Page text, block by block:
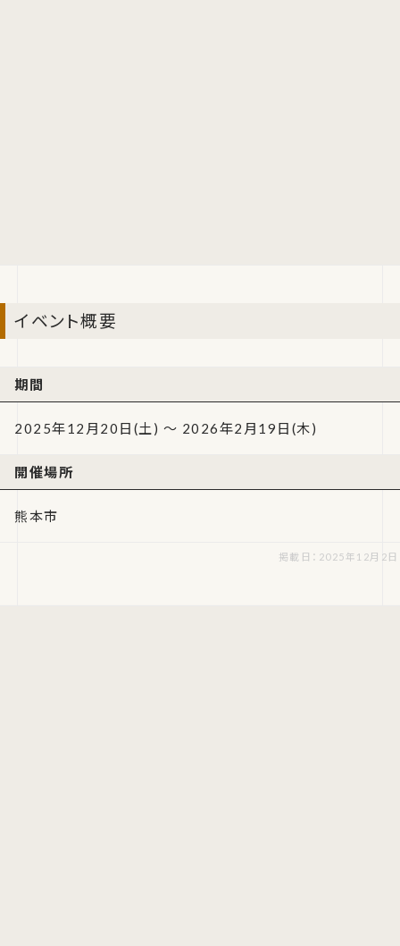
イベント概要
期間
2025年12月20日(土) ～ 2026年2月19日(木)
開催場所
熊本市
掲載日：2025年12月2日